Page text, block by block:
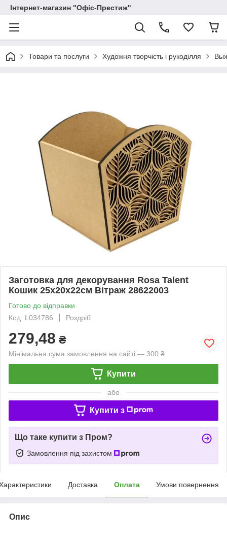
Інтернет-магазин "Офіс-Престиж"
Товари та послуги Художня творчість і рукоділля
Заготовка для декорування Rosa Talent
Кошик 25х20х22см Вітраж 28622003
Готово до відправки
Код: L034786
Роздріб
279,48 ₴
Мінімальна сума замовлення на сайті — 300 ₴
Купити
або
Купити з
Що таке купити з Пром?
Замовлення під захистом
Доставка Оплата Умови повернення
Опис